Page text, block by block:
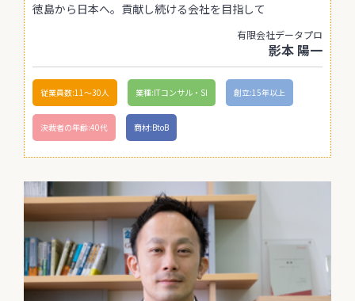
徳島から日本へ。貢献し続ける会社を目指して
有限会社データプロ
影本 陽一
従業員数:11〜30人 業種:ITコンサル・SI 創立:15年以上
決裁者の年齢:40代 商材:BtoB